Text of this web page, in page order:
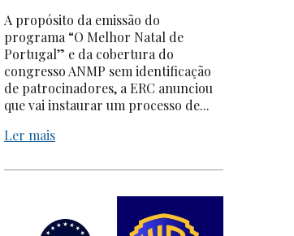
A propósito da emissão do
programa “O Melhor Natal de
Portugal” e da cobertura do
congresso ANMP sem identificação
de patrocinadores, a ERC anunciou
que vai instaurar um processo de...
Ler mais